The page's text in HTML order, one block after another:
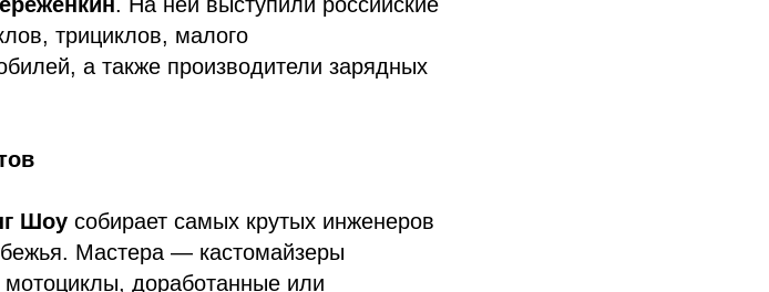
трициклов, малого
а также производители зарядных
Шоу собирает самых крутых инженеров
Мастера — кастомайзеры
доработанные или